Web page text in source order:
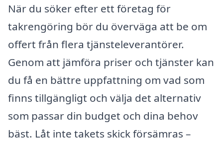
När du söker efter ett företag för
takrengöring bör du överväga att be om
offert från flera tjänsteleverantörer.
Genom att jämföra priser och tjänster kan
du få en bättre uppfattning om vad som
finns tillgängligt och välja det alternativ
som passar din budget och dina behov
bäst. Låt inte takets skick försämras –